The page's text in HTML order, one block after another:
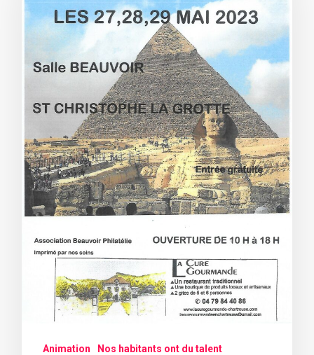
Animation Nos habitants ont du talent